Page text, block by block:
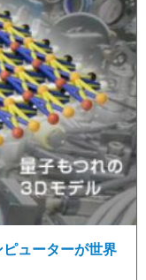
ューターが世界